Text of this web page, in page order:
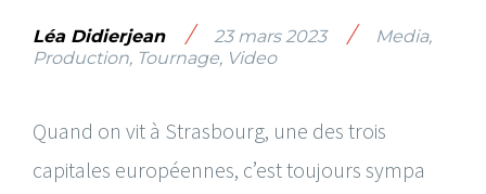
Léa Didierjean / 23 mars 2023 / Media,
Production, Tournage, Video
Quand on vit à Strasbourg, une des trois
capitales européennes, c’est toujours sympa